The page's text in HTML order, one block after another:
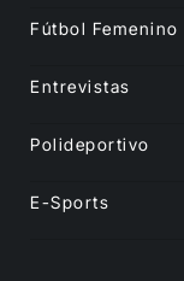
Fútbol Femenino
Entrevistas
Polideportivo
E-Sports